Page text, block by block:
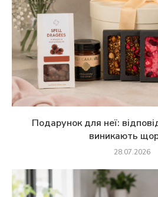
Подарунок для неї:
виникають
28.07.2026